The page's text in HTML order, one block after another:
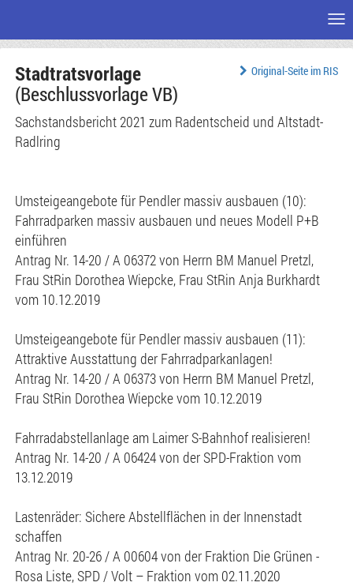
Seiteninhalt
Original-Seite im RIS
Stadtratsvorlage
(Beschlussvorlage VB)
Sachstandsbericht 2021 zum Radentscheid und Altstadt-
Radlring
Umsteigeangebote für Pendler massiv ausbauen (10):
Fahrradparken massiv ausbauen und neues Modell P+B
einführen
Antrag Nr. 14-20 / A 06372 von Herrn BM Manuel Pretzl,
Frau StRin Dorothea Wiepcke, Frau StRin Anja Burkhardt
vom 10.12.2019
Umsteigeangebote für Pendler massiv ausbauen (11):
Attraktive Ausstattung der Fahrradparkanlagen!
Antrag Nr. 14-20 / A 06373 von Herrn BM Manuel Pretzl,
Frau StRin Dorothea Wiepcke vom 10.12.2019
Fahrradabstellanlage am Laimer S-Bahnhof realisieren!
Antrag Nr. 14-20 / A 06424 von der SPD-Fraktion vom
13.12.2019
Lastenräder: Sichere Abstellflächen in der Innenstadt
schaffen
Antrag Nr. 20-26 / A 00604 von der Fraktion Die Grünen -
Rosa Liste, SPD / Volt – Fraktion vom 02.11.2020